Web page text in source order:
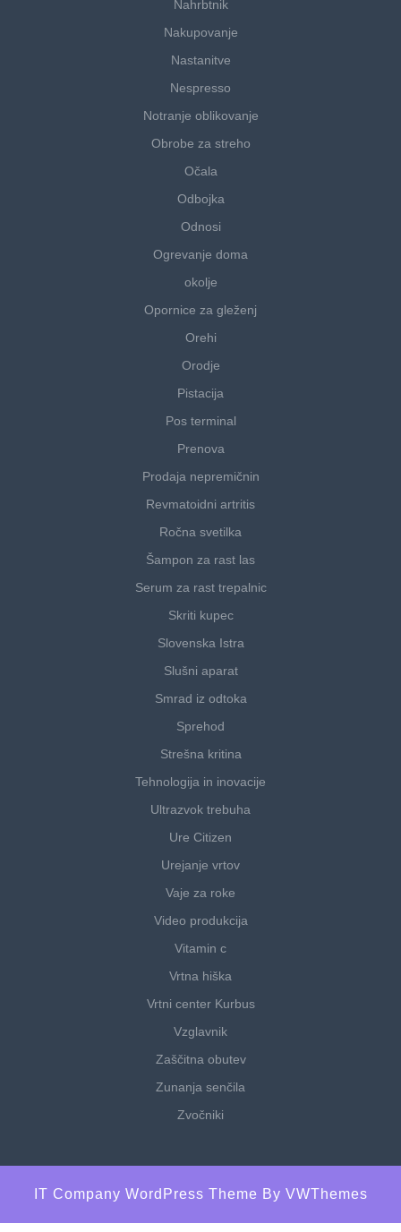
Nahrbtnik
Nakupovanje
Nastanitve
Nespresso
Notranje oblikovanje
Obrobe za streho
Očala
Odbojka
Odnosi
Ogrevanje doma
okolje
Opornice za gleženj
Orehi
Orodje
Pistacija
Pos terminal
Prenova
Prodaja nepremičnin
Revmatoidni artritis
Ročna svetilka
Šampon za rast las
Serum za rast trepalnic
Skriti kupec
Slovenska Istra
Slušni aparat
Smrad iz odtoka
Sprehod
Strešna kritina
Tehnologija in inovacije
Ultrazvok trebuha
Ure Citizen
Urejanje vrtov
Vaje za roke
Video produkcija
Vitamin c
Vrtna hiška
Vrtni center Kurbus
Vzglavnik
Zaščitna obutev
Zunanja senčila
Zvočniki
IT Company WordPress Theme By VWThemes